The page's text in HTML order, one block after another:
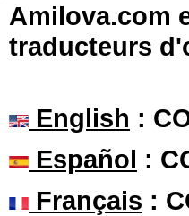
Amilova.com
traducteurs
English :
Español :
Français :